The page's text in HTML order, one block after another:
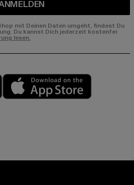
mit Deinen Daten umgeht, findest Du
Du kannst Dich jederzeit kostenfei
lesen.
Play market